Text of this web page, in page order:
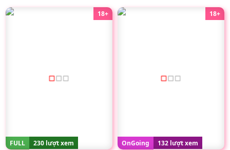
18+
FULL 230 lượt xem
18+
OnGoing 132 lượt xem